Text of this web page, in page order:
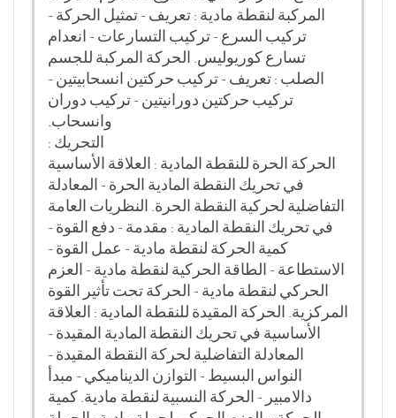
المركبة لنقطة مادية : تعريف - تمثيل الحركة -
تركيب السرع - تركيب التسارعات - انعدام
تسارع كوريوليس. الحركة المركبة للجسم
الصلب : تعريف - تركيب حركتين انسحابيتين -
تركيب حركتين دورانيتين - تركيب دوران
وانسحاب.
التحريك :
الحركة الحرة للنقطة المادية : العلاقة الأساسية
في تحريك النقطة المادية الحرة - المعادلة
التفاضلية لحركية النقطة الحرة. النظريات العامة
في تحريك النقطة المادية : مقدمة - دفع القوة -
كمية الحركة لنقطة مادية - عمل القوة -
الاستطاعة - الطاقة الحركية لنقطة مادية - العزم
الحركي لنقطة مادية - الحركة تحت تأثير القوة
المركزية. الحركة المقيدة للنقطة المادية : العلاقة
الأساسية في تحريك النقطة المادية المقيدة -
المعادلة التفاضلية لحركة النقطة المقيدة -
النواس البسيط - التوازن الديناميكي - مبدأ
دالامبير - الحركة النسبية لنقطة مادية. كمية